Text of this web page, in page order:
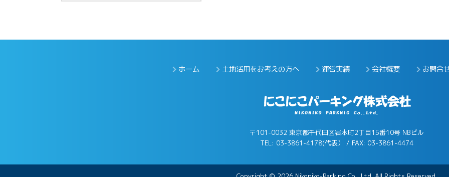
ホーム 土地活用をお考えの方へ 運営実績 会社概要 お問合
〒101-0032 東京都千代田区岩本町2丁目15番10号 NBビル
TEL: 03-3861-4178(代表） / FAX: 03-3861-4474